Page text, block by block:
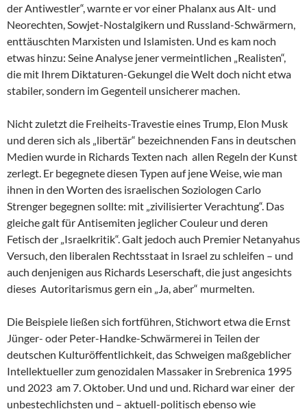
der Antiwestler“, warnte er vor einer Phalanx aus Alt- und
Neorechten, Sowjet-Nostalgikern und Russland-Schwärmern,
enttäuschten Marxisten und Islamisten. Und es kam noch
etwas hinzu: Seine Analyse jener vermeintlichen „Realisten“,
die mit Ihrem Diktaturen-Gekungel die Welt doch nicht etwa
stabiler, sondern im Gegenteil unsicherer machen.
Nicht zuletzt die Freiheits-Travestie eines Trump, Elon Musk
und deren sich als „libertär“ bezeichnenden Fans in deutschen
Medien wurde in Richards Texten nach allen Regeln der Kunst
zerlegt. Er begegnete diesen Typen auf jene Weise, wie man
ihnen in den Worten des israelischen Soziologen Carlo
Strenger begegnen sollte: mit „zivilisierter Verachtung“. Das
gleiche galt für Antisemiten jeglicher Couleur und deren
Fetisch der „Israelkritik“. Galt jedoch auch Premier Netanyahus
Versuch, den liberalen Rechtsstaat in Israel zu schleifen – und
auch denjenigen aus Richards Leserschaft, die just angesichts
dieses Autoritarismus gern ein „Ja, aber“ murmelten.
Die Beispiele ließen sich fortführen, Stichwort etwa die Ernst
Jünger- oder Peter-Handke-Schwärmerei in Teilen der
deutschen Kulturöffentlichkeit, das Schweigen maßgeblicher
Intellektueller zum genozidalen Massaker in Srebrenica 1995
und 2023 am 7. Oktober. Und und und. Richard war einer der
unbestechlichsten und – aktuell-politisch ebenso wie